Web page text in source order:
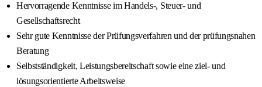
Hervorragende Kenntnisse im Handels-, Steuer- und
Gesellschaftsrecht
Sehr gute Kenntnisse der Prüfungsverfahren und der prüfungsnahen
Beratung
Selbstständigkeit, Leistungsbereitschaft sowie eine ziel- und
lösungsorientierte Arbeitsweise